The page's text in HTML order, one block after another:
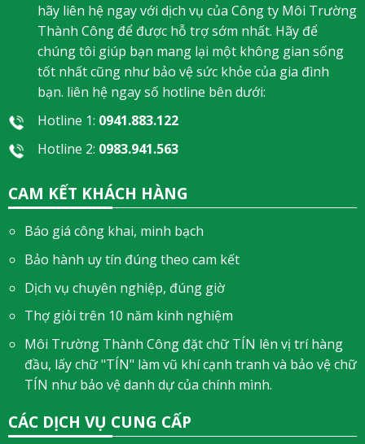
hãy liên hệ ngay với dịch vụ của Công ty Môi Trường
Thành Công để được hỗ trợ sớm nhất. Hãy để
chúng tôi giúp bạn mang lại một không gian sống
tốt nhất cũng như bảo vệ sức khỏe của gia đình
bạn. liên hệ ngay số hotline bên dưới:
Hotline 1: 0941.883.122
Hotline 2: 0983.941.563
CAM KẾT KHÁCH HÀNG
Báo giá công khai, minh bạch
Bảo hành uy tín đúng theo cam kết
Dịch vụ chuyên nghiệp, đúng giờ
Thợ giỏi trên 10 năm kinh nghiệm
Môi Trường Thành Công đặt chữ TÍN lên vị trí hàng
đầu, lấy chữ "TÍN" làm vũ khí cạnh tranh và bảo vệ chữ
TÍN như bảo vệ danh dự của chính mình.
CÁC DỊCH VỤ CUNG CẤP